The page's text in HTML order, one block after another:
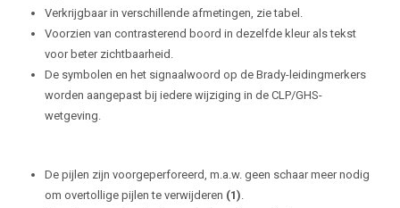
Verkrijgbaar in verschillende afmetingen, zie tabel.
Voorzien van contrasterend boord in dezelfde kleur als tekst
voor beter zichtbaarheid.
De symbolen en het signaalwoord op de Brady-leidingmerkers
worden aangepast bij iedere wijziging in de CLP/GHS-
wetgeving.
De pijlen zijn voorgeperforeerd, m.a.w. geen schaar meer nodig
om overtollige pijlen te verwijderen (1).